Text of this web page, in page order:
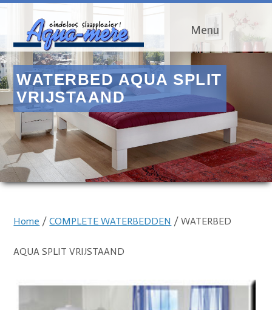
Menu
WATERBED AQUA SPLIT
VRIJSTAAND
Home /COMPLETE WATERBEDDEN / WATERBED
AQUA SPLIT VRIJSTAAND